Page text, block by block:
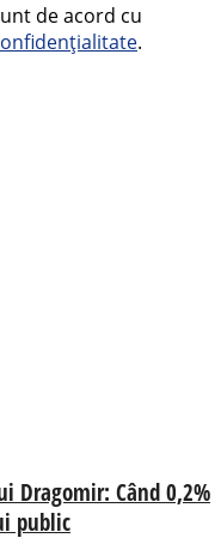
de acord cu
.
Dragomir: Când 0,2%
public